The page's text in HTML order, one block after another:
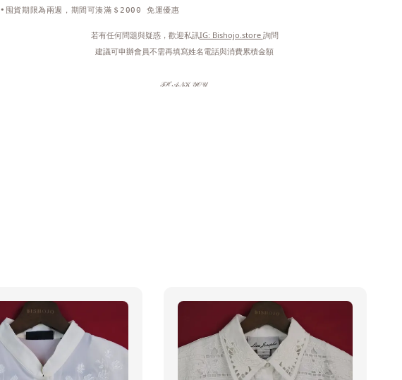
•囤貨期限為兩週，期間可湊滿＄2000 免運優惠
若有任何問題與疑惑，歡迎私訊IG: Bishojo.store 詢問
建議可申辦會員不需再填寫姓名電話與消費累積金額
𝒯ℋ𝒜𝒩𝒦 𝒴𝒪𝒰